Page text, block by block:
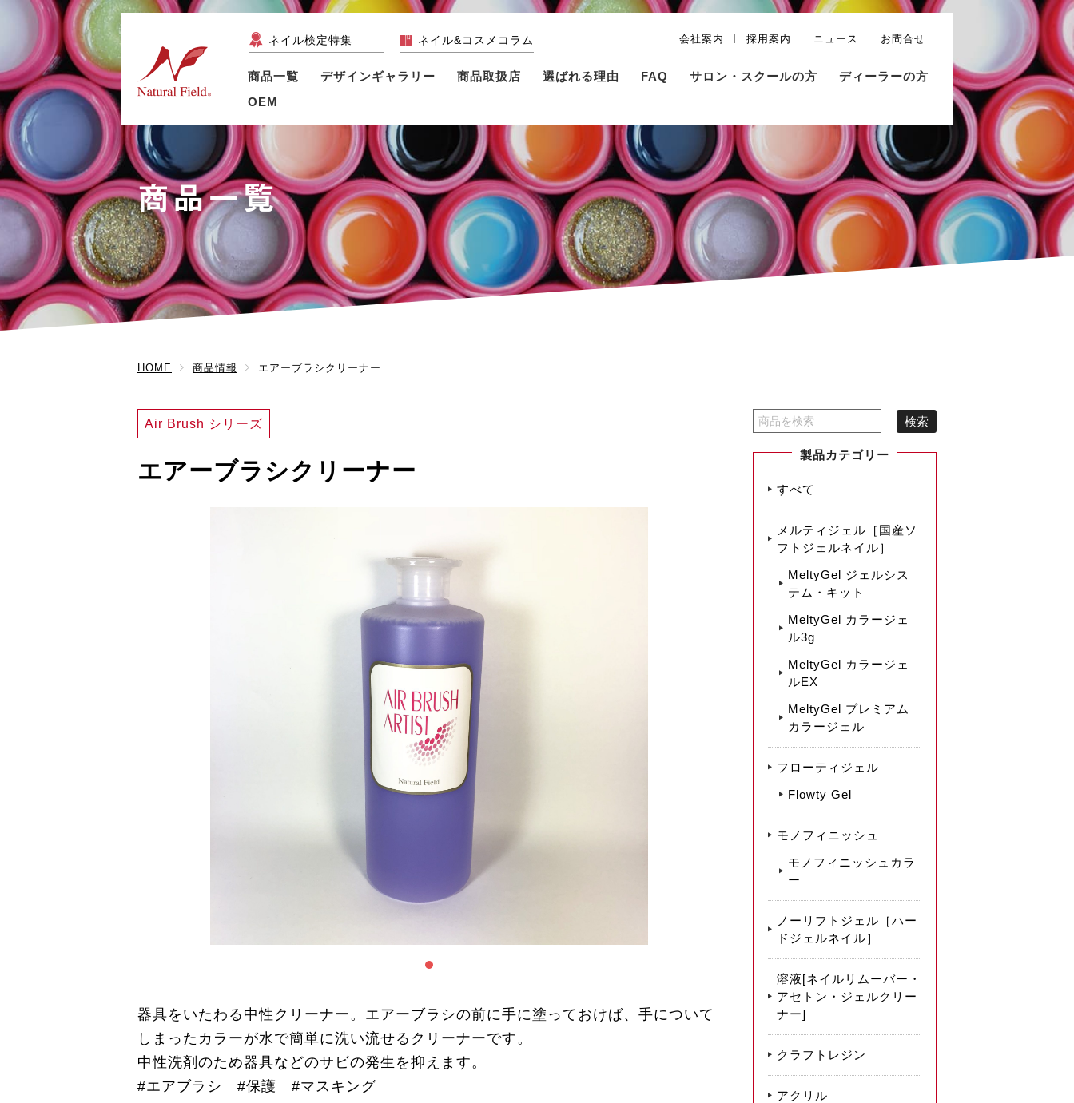
ネイル検定特集 ネイル&コスメコラム 会社案内 採用案内 ニュース お問合せ
商品一覧 デザインギャラリー 商品取扱店 選ばれる理由 FAQ サロン・スクールの方
ディーラーの方
OEM
商品一覧
HOME 商品情報 エアーブラシクリーナー
Air Brush シリーズ
エアーブラシクリーナー
器具をいたわる中性クリーナー。エアーブラシの前に手に塗っておけば、手について
しまったカラーが水で簡単に洗い流せるクリーナーです。
中性洗剤のため器具などのサビの発生を抑えます。
#エアブラシ #保護 #マスキング
製品カテゴリー
すべて
メルティジェル［国産ソ
フトジェルネイル］
MeltyGel ジェルシス
テム・キット
MeltyGel カラージェ
ル3g
MeltyGel カラージェ
ルEX
MeltyGel プレミアム
カラージェル
フローティジェル
Flowty Gel
モノフィニッシュ
モノフィニッシュカラ
ー
ノーリフトジェル［ハー
ドジェルネイル］
溶液[ネイルリムーバー・
アセトン・ジェルクリー
ナー]
クラフトレジン
アクリル